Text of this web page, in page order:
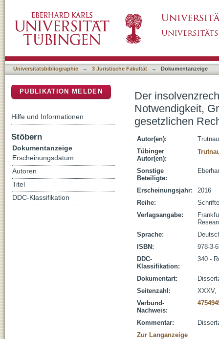
Auswirkungen der Erweiterung der
Universitätsbibliographie → 3 Juristische Fakultät → Dokumentanzeige
Der
Notwendigkeit,
gesetzlichen
Autor(en):
Tübinger
Autor(en):
Sonstige
Beteiligte:
Erscheinungsjahr:
2016
Reihe:
Verlagsangabe:
Sprache:
ISBN:
978-3-
DDC-
Klassifikation:
340 -
Dokumentart:
Seitenzahl:
XXXV,
Verbund-
Nachweis:
Kommentar:
Zur Langanzeige
PUBLIKATION MELDEN
Hilfe und Informationen
Stöbern
Dokumentanzeige
Erscheinungsdatum
Autoren
Titel
DDC-Klassifikation